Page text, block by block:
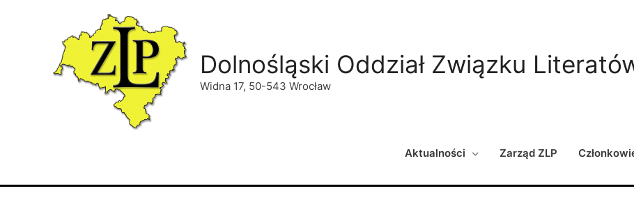
Dolnośląski Oddział Związku
Widna 17, 50-543 Wrocław
Aktualności Zarząd ZLP